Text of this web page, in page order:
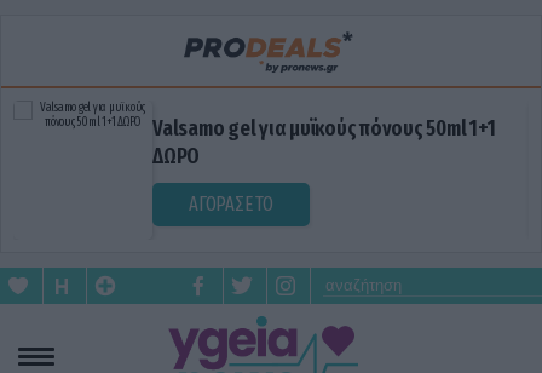
Valsamo gel για μυϊκούς πόνους 50ml 1+1
ΔΩΡΟ
ΑΓΟΡΑΣΕ ΤΟ